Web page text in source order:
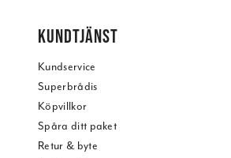
KUNDTJÄNST
Kundservice
Superbrådis
Köpvillkor
Spåra ditt paket
Retur & byte